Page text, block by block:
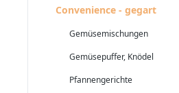
Convenience - gegart
Gemüsemischungen
Gemüsepuffer, Knödel
Pfannengerichte